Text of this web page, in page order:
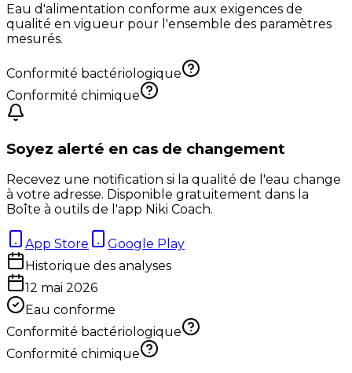
Eau d'alimentation conforme aux exigences de
qualité en vigueur pour l'ensemble des paramètres
mesurés.
Conformité bactériologique
Conformité chimique
Soyez alerté en cas de changement
Recevez une notification si la qualité de l'eau change
à votre adresse. Disponible gratuitement dans la
Boîte à outils de l'app Niki Coach.
App Store
Google Play
Historique des analyses
12 mai 2026
Eau conforme
Conformité bactériologique
Conformité chimique